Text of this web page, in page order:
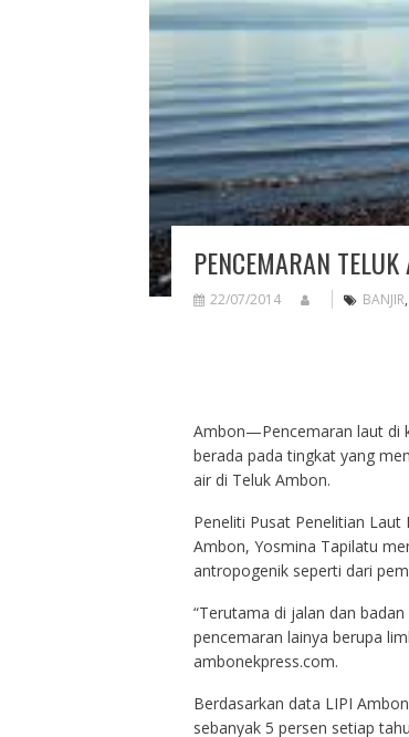
PENCEMARAN
22/07/2014 BANJIR,
Ambon—Pencemaran laut di
berada pada tingkat yang
air di Teluk Ambon.
Peneliti Pusat Penelitian
Ambon, Yosmina Tapilatu
antropogenik seperti dari
“Terutama di jalan dan
pencemaran lainya berupa
ambonekpress.com.
Berdasarkan data LIPI
sebanyak 5 persen setiap